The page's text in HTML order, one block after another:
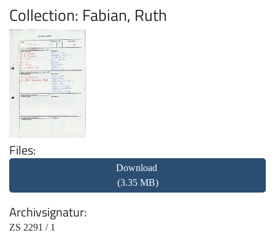
All of DSpace
Collection: Fabian, Ruth
Files
Download
(3.35 MB)
Archivsignatur
ZS 2291 / 1